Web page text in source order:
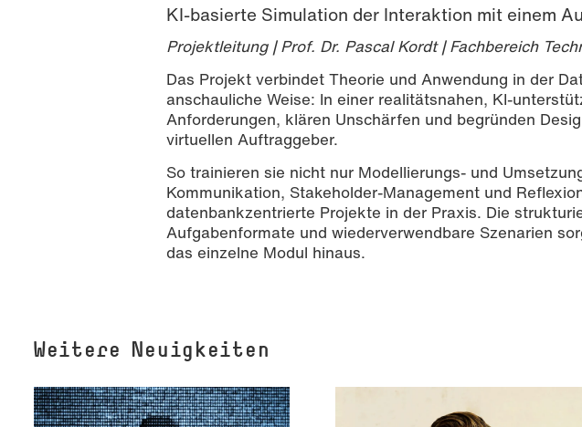
KI-basierte Simulation der Interaktion mit einem
Projektleitung | Prof. Dr. Pascal Kordt | Fachbereich
Das Projekt verbindet Theorie und Anwendung in der
anschauliche Weise: In einer realitätsnahen, KI-
Anforderungen, klären Unschärfen und begründen
virtuellen Auftraggeber.
So trainieren sie nicht nur Modellierungs- und
Kommunikation, Stakeholder-Management und
datenbankzentrierte Projekte in der Praxis. Die
Aufgabenformate und wiederverwendbare Szenarien
das einzelne Modul hinaus.
Weitere Neuigkeiten